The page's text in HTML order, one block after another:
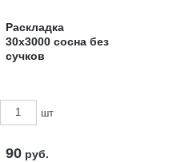
Раскладка
30x3000 сосна без
сучков
шт
90 руб.